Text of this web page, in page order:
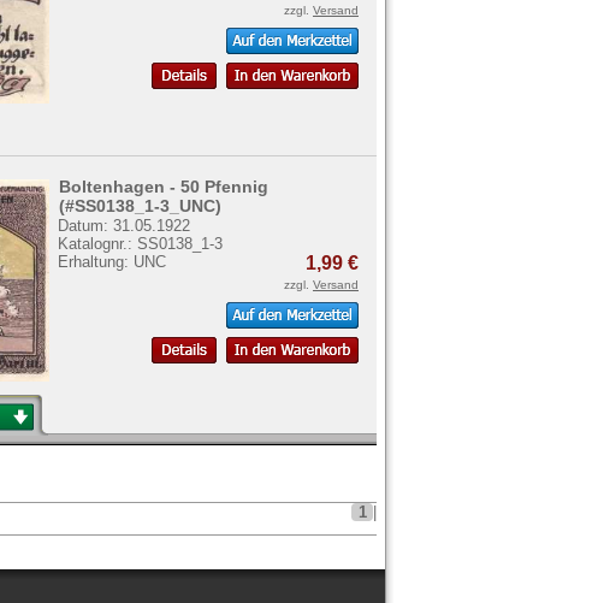
zzgl. Versand
Boltenhagen - 50 Pfennig
(#SS0138_1-3_UNC)
Datum: 31.05.1922
Katalognr.: SS0138_1-3
Erhaltung: UNC
1,99 €
zzgl. Versand
1